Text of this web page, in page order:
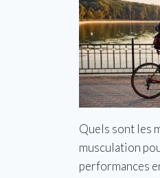
Quels sont les
musculation
performances